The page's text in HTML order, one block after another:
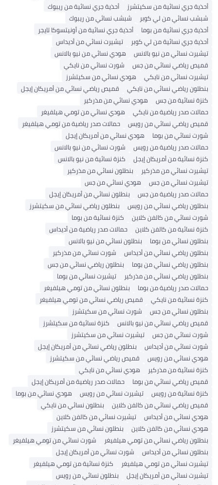
أحذية جري نسائية من سكيتشرز
أحذية جري نسائية من ريبوك
شبشب نسائي من لي كوبر
شبشب نسائي من ريبوك
أحذية جري نسائية من بوما
أحذية جري نسائية من أونيتسوكا تايجر
أحذية جري نسائية من لي كوبر
تيشيرت نسائي من أديداس
تيشيرت نسائي من نيو بالانس
هودي نسائي من نيو بالانس
قميص رياضي نسائي من جس
شورت نسائي من نايكي
تيشيرت نسائي من نايكي
هودي نسائي من سكيتشرز
بنطلون رياضي نسائي من نايكي
قميص رياضي نسائي من أمريكان إيجل
كنزة نسائية من جس
هودي نسائي من مذركير
حمالات صدر رياضية من نايكي
هودي نسائي من تومي هيلفيغر
قميص رياضي نسائي من رويس
حمالات صدر رياضية من تومي هيلفيغر
شورت نسائي من بوما
هودي نسائي من أمريكان إيجل
حمالات صدر رياضية من رويس
شورت نسائي من نيو بالانس
كنزة نسائية من أمريكان إيجل
كنزة نسائية من نيو بالانس
تيشيرت نسائي من مذركير
بنطلون نسائي من مذركير
تيشيرت نسائي من جس
هودي نسائي من جس
حمالات صدر رياضية من جس
بنطلون نسائي من أمريكان إيجل
بنطلون رياضي نسائي من رويس
بنطلون رياضي نسائي من سكيتشرز
شورت نسائي من كالفن كلاين
كنزة نسائية من بوما
كنزة نسائية من كالفن كلاين
حمالات صدر رياضية من أديداس
بنطلون نسائي من بوما
بنطلون نسائي من نيو بالانس
بنطلون رياضي نسائي من أديداس
شورت نسائي من مذركير
بنطلون رياضي نسائي من بوما
بنطلون رياضي نسائي من جس
بنطلون رياضي نسائي من مذركير
تيشيرت نسائي من بوما
حمالات صدر رياضية من بوما
بنطلون نسائي من تومي هيلفيغر
كنزة نسائية من نايكي
قميص رياضي نسائي من تومي هيلفيغر
بنطلون نسائي من جس
شورت نسائي من سكيتشرز
قميص رياضي نسائي من نيو بالانس
كنزة نسائية من سكيتشرز
شورت نسائي من جس
تيشيرت نسائي من سكيتشرز
شورت نسائي من أديداس
بنطلون رياضي نسائي من أمريكان إيجل
هودي نسائي من رويس
قميص رياضي نسائي من سكيتشرز
كنزة نسائية من مذركير
هودي نسائي من نايكي
قميص رياضي نسائي من بوما
حمالات صدر رياضية من أمريكان إيجل
كنزة نسائية من رويس
تيشيرت نسائي من رويس
هودي نسائي من بوما
قميص رياضي نسائي من كالفن كلاين
بنطلون نسائي من نايكي
هودي نسائي من أديداس
تيشيرت نسائي من كالفن كلاين
هودي نسائي من كالفن كلاين
بنطلون نسائي من سكيتشرز
بنطلون رياضي نسائي من تومي هيلفيغر
شورت نسائي من تومي هيلفيغر
بنطلون نسائي من أديداس
شورت نسائي من أمريكان إيجل
تيشيرت نسائي من تومي هيلفيغر
كنزة نسائية من تومي هيلفيغر
تيشيرت نسائي من أمريكان إيجل
بنطلون نسائي من رويس